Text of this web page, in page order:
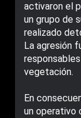
activaron el
un grupo de
realizado
La agresión
vegetación.
En
un operativo